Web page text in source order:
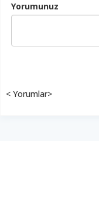
Yorumunuz
< Yorumlar>